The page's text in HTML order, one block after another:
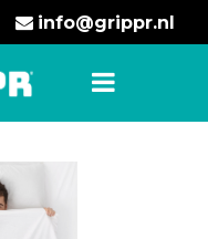
info@grippr.nl